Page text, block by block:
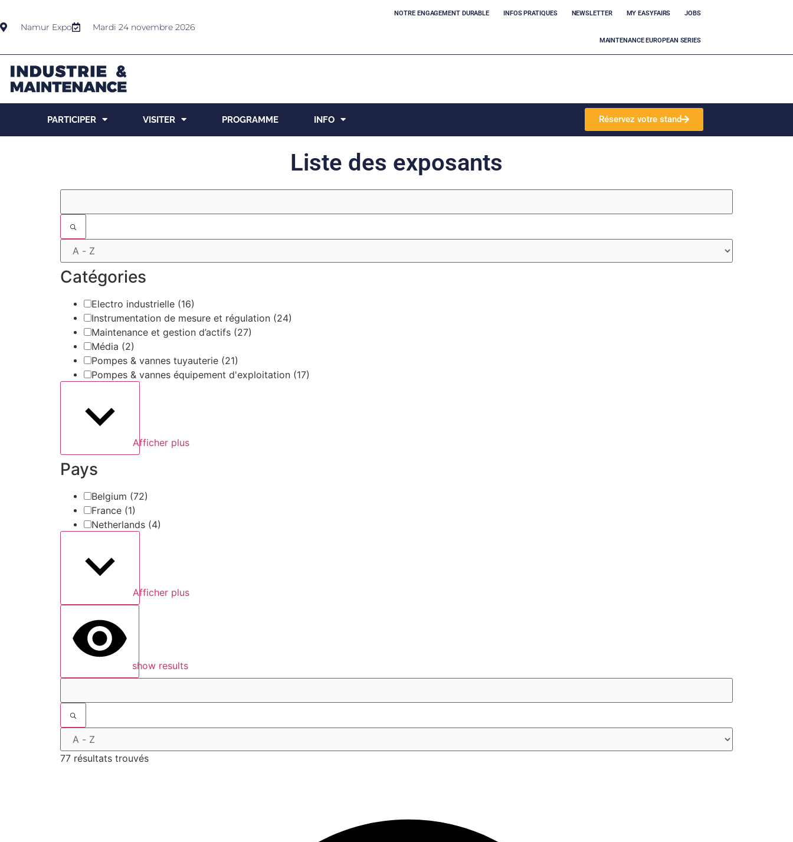
Namur Expo Mardi 24 novembre 2026
NOTRE ENGAGEMENT DURABLE INFOS PRATIQUES NEWSLETTER MY EASYFAIRS JOBS
MAINTENANCE EUROPEAN SERIES
PARTICIPER VISITER PROGRAMME INFO Réservez votre stand
Liste des exposants
Catégories
Electro industrielle (16)
Instrumentation de mesure et régulation (24)
Maintenance et gestion d’actifs (27)
Média (2)
Pompes & vannes tuyauterie (21)
Pompes & vannes équipement d'exploitation (17)
Afficher plus
Pays
Belgium (72)
France (1)
Netherlands (4)
Afficher plus
show results
77 résultats trouvés